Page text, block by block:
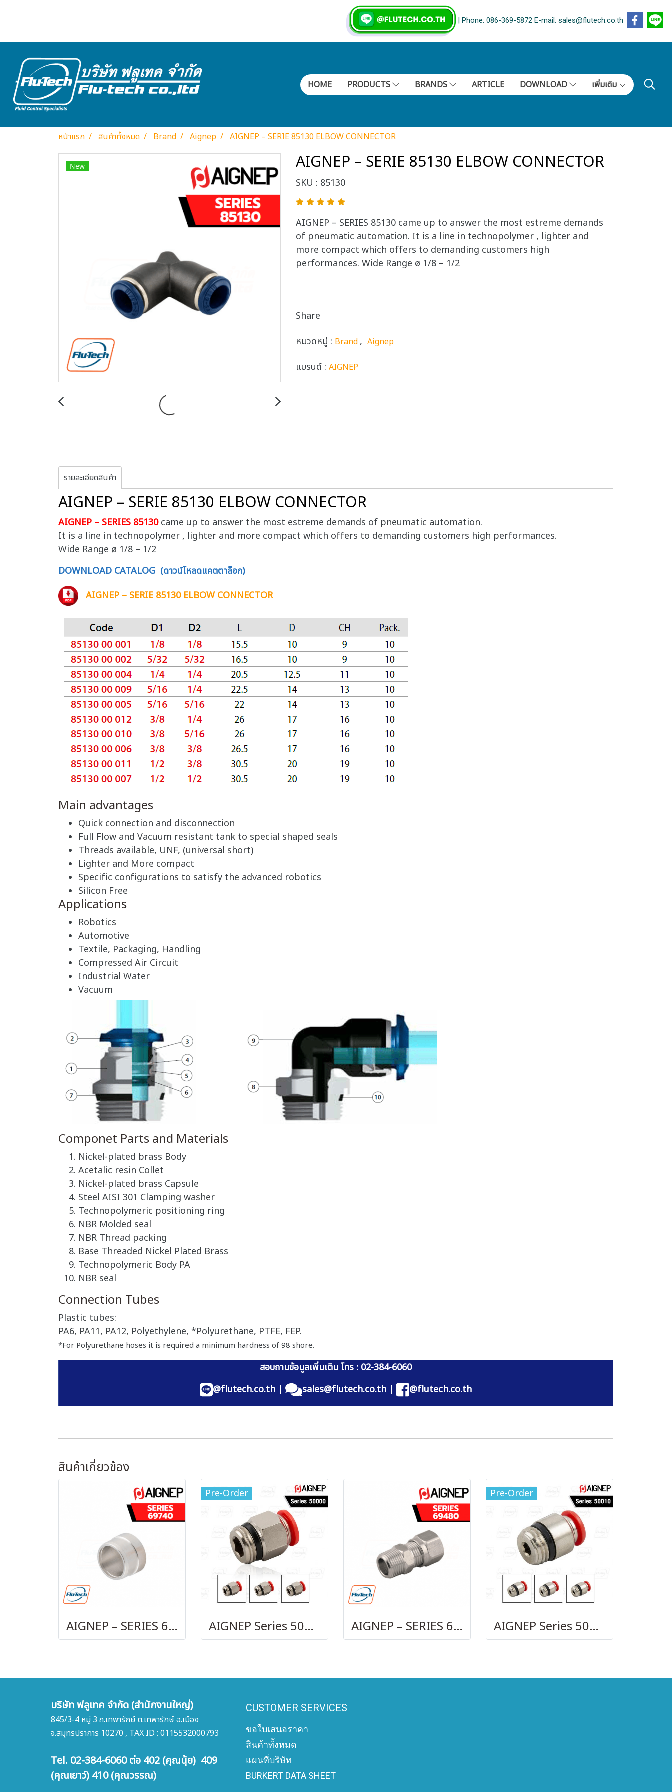
| Phone: 086-369-5872 E-mail: sales@flutech.co.th
HOME PRODUCTS BRANDS ARTICLE DOWNLOAD เพิ่มเติม
หน้าแรก สินค้าทั้งหมด Brand Aignep AIGNEP – SERIE 85130 ELBOW CONNECTOR
New AIGNEP – SERIE 85130 ELBOW CONNECTOR
SKU : 85130
AIGNEP – SERIES 85130 came up to answer the most estreme demands
of pneumatic automation. It is a line in technopolymer , lighter and
more compact which offers to demanding customers high
performances. Wide Range ø 1/8 – 1/2
Share
หมวดหมู่ : Brand, Aignep
แบรนด์ : AIGNEP
รายละเอียดสินค้า
AIGNEP – SERIE 85130 ELBOW CONNECTOR
AIGNEP – SERIES 85130came up to answer the most estreme demands of pneumatic automation.
It is a line in technopolymer , lighter and more compact which offers to demanding customers high performances.
Wide Range ø 1/8 – 1/2
DOWNLOAD CATALOG (ดาวน์โหลดแคตตาล็อก)
AIGNEP – SERIE 85130 ELBOW CONNECTOR
Main advantages
Quick connection and disconnection
Full Flow and Vacuum resistant tank to special shaped seals
Threads available, UNF, (universal short)
Lighter and More compact
Specific configurations to satisfy the advanced robotics
Silicon Free
Applications
Robotics
Automotive
Textile, Packaging, Handling
Compressed Air Circuit
Industrial Water
Vacuum
Componet Parts and Materials
Nickel-plated brass Body
Acetalic resin Collet
Nickel-plated brass Capsule
Steel AISI 301 Clamping washer
Technopolymeric positioning ring
NBR Molded seal
NBR Thread packing
Base Threaded Nickel Plated Brass
Technopolymeric Body PA
NBR seal
Connection Tubes
Plastic tubes:
PA6, PA11, PA12, Polyethylene, *Polyurethane, PTFE, FEP.
*For Polyurethane hoses it is required a minimum hardness of 98 shore.
สอบถามข้อมูลเพิ่มเติม โทร : 02-384-6060
@flutech.co.th | sales@flutech.co.th| @flutech.co.th
สินค้าเกี่ยวข้อง
AIGNEP – SERIES 69740 OLIVE
Pre-Order
AIGNEP Series 50000 AIGNEP – SERIES 69480 | STRAIGHT MALE ADAPTOR
Pre-Order
AIGNEP Series 50010
บริษัท ฟลูเทค จำกัด (สำนักงานใหญ่)
845/3-4 หมู่ 3 ถ.เทพารักษ์ ต.เทพารักษ์ อ.เมือง
จ.สมุทรปราการ 10270 , TAX ID : 0115532000793
Tel. 02-384-6060 ต่อ 402 (คุณนุ้ย) 409
(คุณเยาว์) 410 (คุณวรรณ)
CUSTOMER SERVICES
ขอใบเสนอราคา
สินค้าทั้งหมด
แผนที่บริษัท
BURKERT DATA SHEET